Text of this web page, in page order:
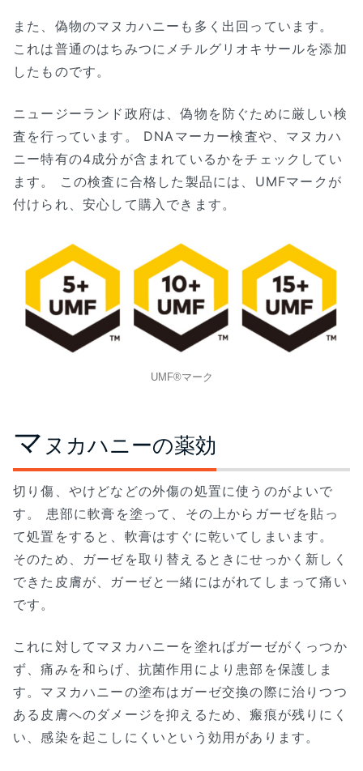
また、偽物のマヌカハニーも多く出回っています。
これは普通のはちみつにメチルグリオキサールを添加
したものです。
ニュージーランド政府は、偽物を防ぐために厳しい検
査を行っています。 DNAマーカー検査や、マヌカハ
ニー特有の4成分が含まれているかをチェックしてい
ます。 この検査に合格した製品には、UMFマークが
付けられ、安心して購入できます。
UMF®マーク
マ ヌカハニーの薬効
切り傷、やけどなどの外傷の処置に使うのがよいで
す。 患部に軟膏を塗って、その上からガーゼを貼っ
て処置をすると、軟膏はすぐに乾いてしまいます。
そのため、ガーゼを取り替えるときにせっかく新しく
できた皮膚が、ガーゼと一緒にはがれてしまって痛い
です。
これに対してマヌカハニーを塗ればガーゼがくっつか
ず、痛みを和らげ、抗菌作用により患部を保護しま
す。マヌカハニーの塗布はガーゼ交換の際に治りつつ
ある皮膚へのダメージを抑えるため、瘢痕が残りにく
い、感染を起こしにくいという効用があります。